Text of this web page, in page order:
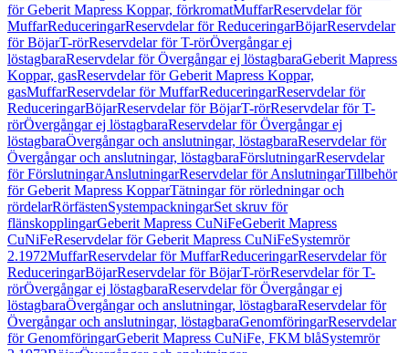
för Geberit Mapress Koppar, förkromatMuffarReservdelar för
MuffarReduceringarReservdelar för ReduceringarBöjarReservdelar
för BöjarT-rörReservdelar för T-rörÖvergångar ej
löstagbaraReservdelar för Övergångar ej löstagbaraGeberit Mapress
Koppar, gasReservdelar för Geberit Mapress Koppar,
gasMuffarReservdelar för MuffarReduceringarReservdelar för
ReduceringarBöjarReservdelar för BöjarT-rörReservdelar för T-
rörÖvergångar ej löstagbaraReservdelar för Övergångar ej
löstagbaraÖvergångar och anslutningar, löstagbaraReservdelar för
Övergångar och anslutningar, löstagbaraFörslutningarReservdelar
för FörslutningarAnslutningarReservdelar för AnslutningarTillbehör
för Geberit Mapress KopparTätningar för rörledningar och
rördelarRörfästenSystempackningarSet skruv för
flänskopplingarGeberit Mapress CuNiFeGeberit Mapress
CuNiFeReservdelar för Geberit Mapress CuNiFeSystemrör
2.1972MuffarReservdelar för MuffarReduceringarReservdelar för
ReduceringarBöjarReservdelar för BöjarT-rörReservdelar för T-
rörÖvergångar ej löstagbaraReservdelar för Övergångar ej
löstagbaraÖvergångar och anslutningar, löstagbaraReservdelar för
Övergångar och anslutningar, löstagbaraGenomföringarReservdelar
för GenomföringarGeberit Mapress CuNiFe, FKM blåSystemrör